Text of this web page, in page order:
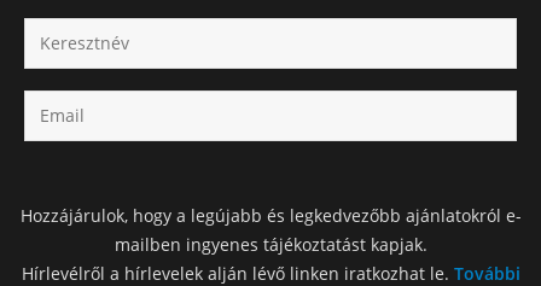
Hozzájárulok, hogy a legújabb és legkedvezőbb ajánlatokról e-
mailben ingyenes tájékoztatást kapjak.
Hírlevélről a hírlevelek alján lévő linken iratkozhat le. További